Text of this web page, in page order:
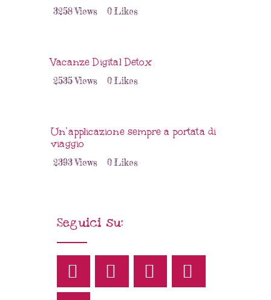
3258Views 0Likes
Vacanze Digital Detox
2535Views 0Likes
Un’applicazione sempre a portata di
viaggio
2393Views 0Likes
Seguici su: